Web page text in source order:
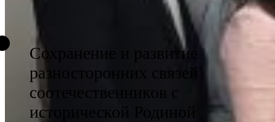
Сохранение и развитие
разносторонних связей
соотечественников с
исторической Родиной